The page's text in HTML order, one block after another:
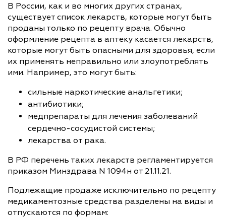
В России, как и во многих других странах,
существует список лекарств, которые могут быть
проданы только по рецепту врача. Обычно
оформление рецепта в аптеку касается лекарств,
которые могут быть опасными для здоровья, если
их применять неправильно или злоупотреблять
ими. Например, это могут быть:
сильные наркотические анальгетики;
антибиотики;
медпрепараты для лечения заболеваний
сердечно-сосудистой системы;
лекарства от рака.
В РФ перечень таких лекарств регламентируется
приказом Минздрава N 1094н от 21.11.21.
Подлежащие продаже исключительно по рецепту
медикаментозные средства разделены на виды и
отпускаются по формам: